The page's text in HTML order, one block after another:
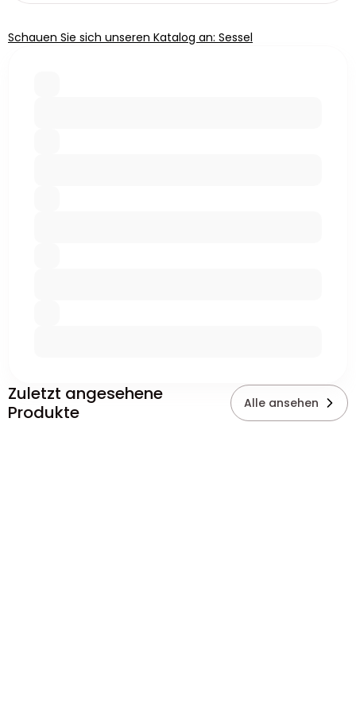
Schauen Sie sich unseren Katalog an: Sessel
Zuletzt angesehene
Produkte
Alle ansehen